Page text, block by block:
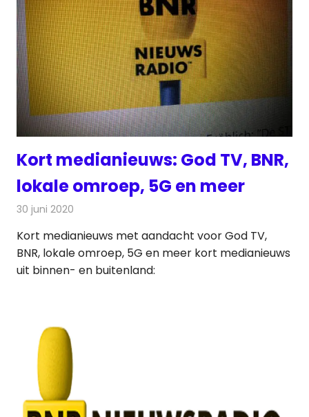
Kort medianieuws: God TV, BNR,
lokale omroep, 5G en meer
30 juni 2020
Kort medianieuws met aandacht voor God TV,
BNR, lokale omroep, 5G en meer kort medianieuws
uit binnen- en buitenland: